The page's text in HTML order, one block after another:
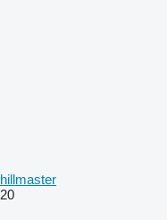
hillmaster
20